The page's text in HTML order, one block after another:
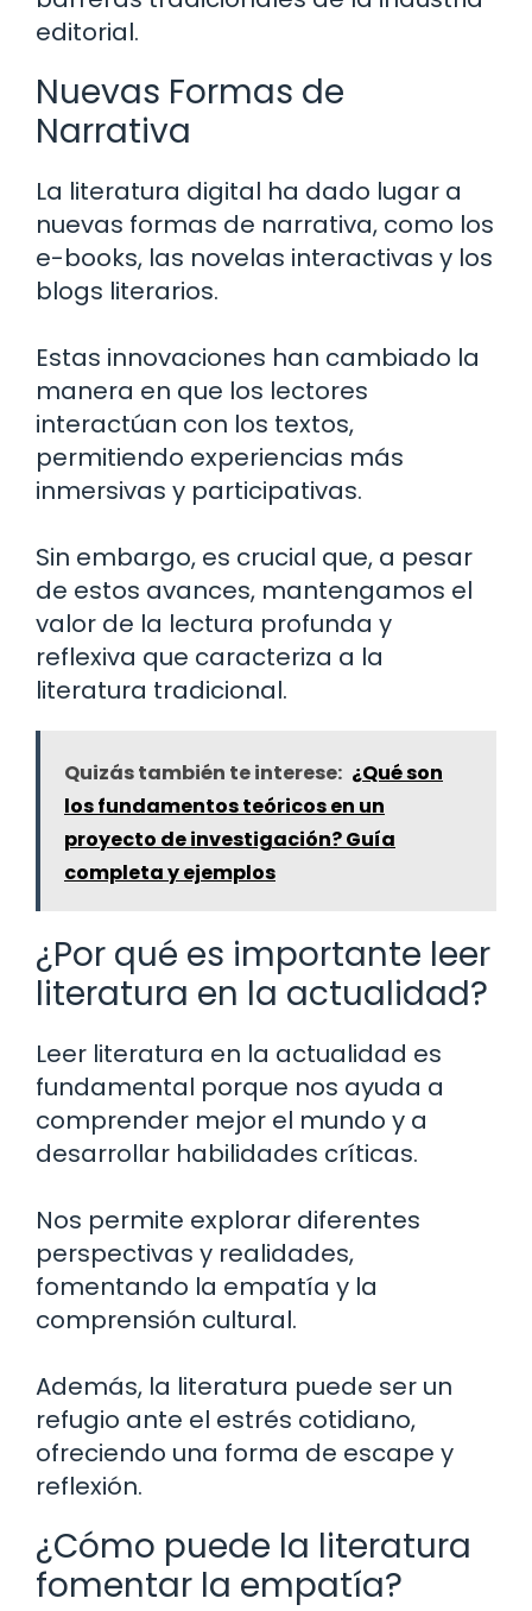
editorial.
Nuevas Formas de
Narrativa
La literatura digital ha dado lugar a
nuevas formas de narrativa, como los
e-books, las novelas interactivas y los
blogs literarios.
Estas innovaciones han cambiado la
manera en que los lectores
interactúan con los textos,
permitiendo experiencias más
inmersivas y participativas.
Sin embargo, es crucial que, a pesar
de estos avances, mantengamos el
valor de la lectura profunda y
reflexiva que caracteriza a la
literatura tradicional.
Quizás también te interese: ¿Qué son
los fundamentos teóricos en un
proyecto de investigación? Guía
completa y ejemplos
¿Por qué es importante leer
literatura en la actualidad?
Leer literatura en la actualidad es
fundamental porque nos ayuda a
comprender mejor el mundo y a
desarrollar habilidades críticas.
Nos permite explorar diferentes
perspectivas y realidades,
fomentando la empatía y la
comprensión cultural.
Además, la literatura puede ser un
refugio ante el estrés cotidiano,
ofreciendo una forma de escape y
reflexión.
¿Cómo puede la literatura
fomentar la empatía?